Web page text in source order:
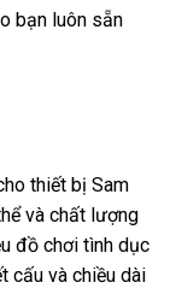
hàng
bạn luôn sẵn
thiết bị Sam
đổi
trả
và chất lượng
đồ chơi tình dục
cấu Thái
và chiều dài